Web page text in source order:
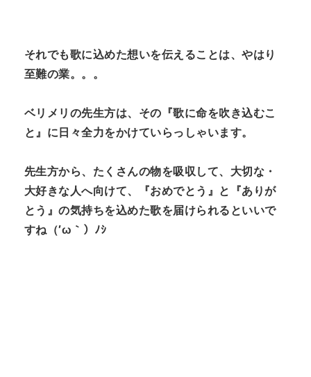
それでも歌に込めた想いを伝えることは、やはり
至難の業。。。
ベリメリの先生方は、その『歌に命を吹き込むこ
と』に日々全力をかけていらっしゃいます。
先生方から、たくさんの物を吸収して、大切な・
大好きな人へ向けて、『おめでとう』と『ありが
とう』の気持ちを込めた歌を届けられるといいで
すね（′ω｀）ﾉｼ